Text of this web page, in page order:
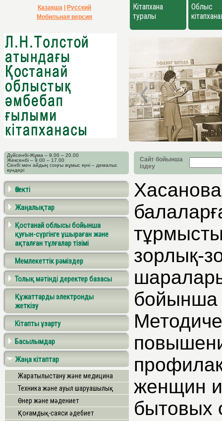
Қазақша
Русский
Мобильная версия
Кітапхана
туралы
Облыс
Дүйсенбі-Жұма – 9.00 – 20.00
Жексенбі – 9.00 – 17.00
Сенбі мен айдың соңғы жұмыс күні – демалыс
күндері
Сайт бойынша
іздеу
Өзекті
Жаңалықтар
Қостанай облысы бойынша
қуғын-сүргінге ұшыраған және
ақталған тұлғалар тізімі
Мемлекеттік рәміздер
Толық мәтінді деректер базасы
Құжаттарды электронды
жеткізу
Кітапты ұзарту
Басылымдар
Жаңа кітаптар
Жаратылыстану және медицина
Техника және ауыл шаруашылық
Өнер және мәдениет
Қоғамдық-саяси әдебиет
зорлық-
бойынша
женщин
бытовых